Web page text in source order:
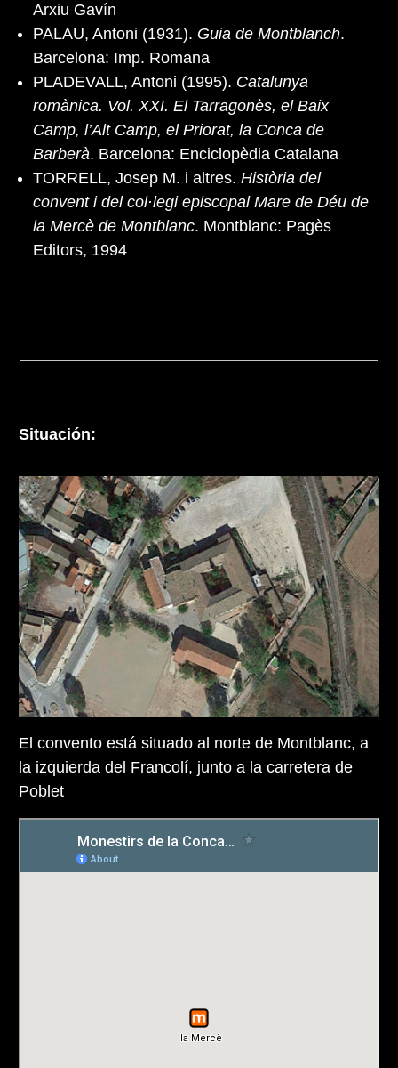
Arxiu Gavín
PALAU, Antoni (1931). Guia de Montblanch.
Barcelona: Imp. Romana
PLADEVALL, Antoni (1995). Catalunya
romànica. Vol. XXI. El Tarragonès, el Baix
Camp, l’Alt Camp, el Priorat, la Conca de
Barberà. Barcelona: Enciclopèdia Catalana
TORRELL, Josep M. i altres. Història del
convent i del col·legi episcopal Mare de Déu de
la Mercè de Montblanc. Montblanc: Pagès
Editors, 1994
Situación:
El convento está situado al norte de Montblanc, a
la izquierda del Francolí, junto a la carretera de
Poblet